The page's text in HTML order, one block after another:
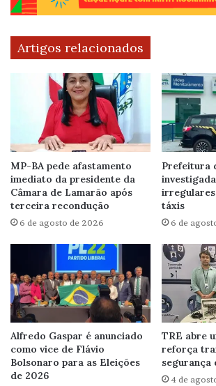
Artigos relacionados
MP-BA pede afastamento
imediato da presidente da
Câmara de Lamarão após
terceira recondução
6 de agosto de 2026
Prefeitura
táxis
6 de
Alfredo Gaspar é anunciado
como vice de Flávio
Bolsonaro para as Eleições
de 2026
TRE abre
reforça
segurança
4 de